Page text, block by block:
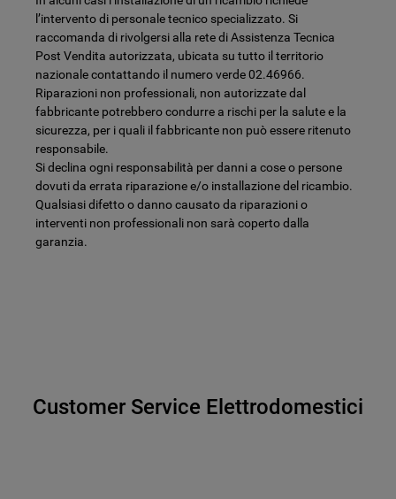
l’intervento di personale tecnico specializzato. Si
raccomanda di rivolgersi alla rete di Assistenza Tecnica
Post Vendita autorizzata, ubicata su tutto il territorio
nazionale contattando il numero verde 02.46966.
Riparazioni non professionali, non autorizzate dal
fabbricante potrebbero condurre a rischi per la salute e la
sicurezza, per i quali il fabbricante non può essere ritenuto
responsabile.
Si declina ogni responsabilità per danni a cose o persone
dovuti da errata riparazione e/o installazione del ricambio.
Qualsiasi difetto o danno causato da riparazioni o
interventi non professionali non sarà coperto dalla
garanzia.
Customer Service Elettrodomestici